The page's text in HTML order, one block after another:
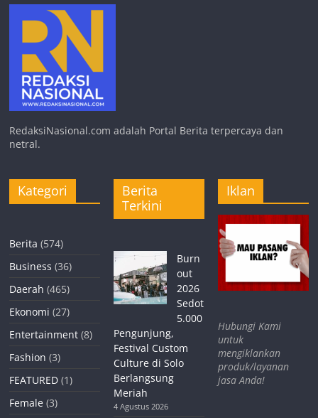
RedaksiNasional.com adalah Portal Berita terpercaya dan
netral.
Kategori
Berita (574)
Business (36)
Daerah (465)
Ekonomi (27)
Entertainment (8)
Fashion (3)
FEATURED (1)
Female (3)
Berita
Terkini
Burn
out
2026
Sedot
5.000
Pengunjung,
Festival Custom
Culture di Solo
Berlangsung
Meriah
4 Agustus 2026
Iklan
Hubungi Kami
untuk
mengiklankan
produk/layanan
jasa Anda!